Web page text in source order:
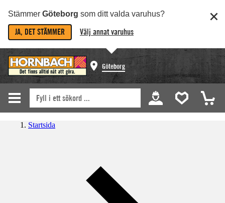
Stämmer Göteborg som ditt valda varuhus?
JA, DET STÄMMER Välj annat varuhus
Göteborg
Startsida